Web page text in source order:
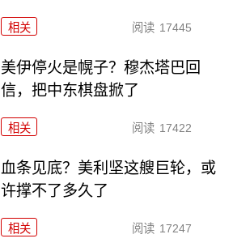
相关 阅读 17445
美伊停火是幌子？穆杰塔巴回
信，把中东棋盘掀了
相关 阅读 17422
血条见底？美利坚这艘巨轮，或
许撑不了多久了
相关 阅读 17247